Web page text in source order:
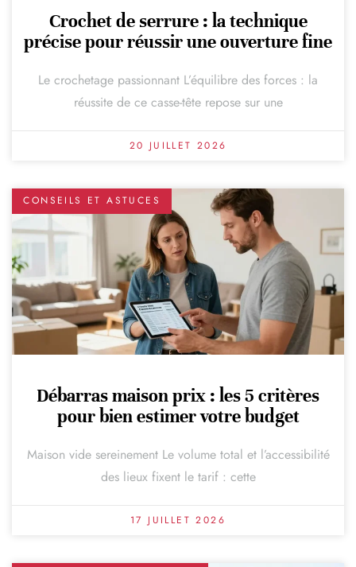
Crochet de serrure : la technique
précise pour réussir une ouverture fine
Le crochetage passionnant L’équilibre des forces : la
réussite de ce casse-tête repose sur une
20 JUILLET 2026
CONSEILS ET ASTUCES
Débarras maison prix : les 5 critères
pour bien estimer votre budget
Maison vide sereinement Le volume total et l’accessibilité
des lieux fixent le tarif : cette
17 JUILLET 2026